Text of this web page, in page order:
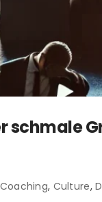
schmale
Coaching, Culture,